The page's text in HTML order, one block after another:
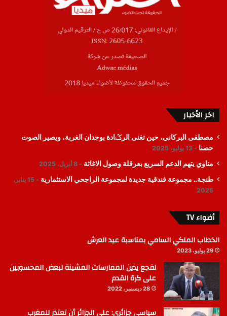
اخر الأخبار
مصطفى البركاني، حين تغنى الرݣادة بوجدان الغربة، ويصير الصوت
حصنا
13 يوليو، 2025
مناوي يتهم الدعم السريع بعرقلة وصول الاغاثة 8 أبريل، 2025
طنجة.. مجموعة فندقية جديدة لمجموعة الراجحي الاستثمارية
15 يناير،
2025
أضواء TV
الخطاب الملكي السامي بمناسبة عيد العرش
29 يوليو، 2023
لقجع يدين الممارسات المشينة لبعض المحسوبين
على كرة القدم
28 ديسمبر، 2022
سياسي جزائري: على الجزائر أن تعتذر للمغرب